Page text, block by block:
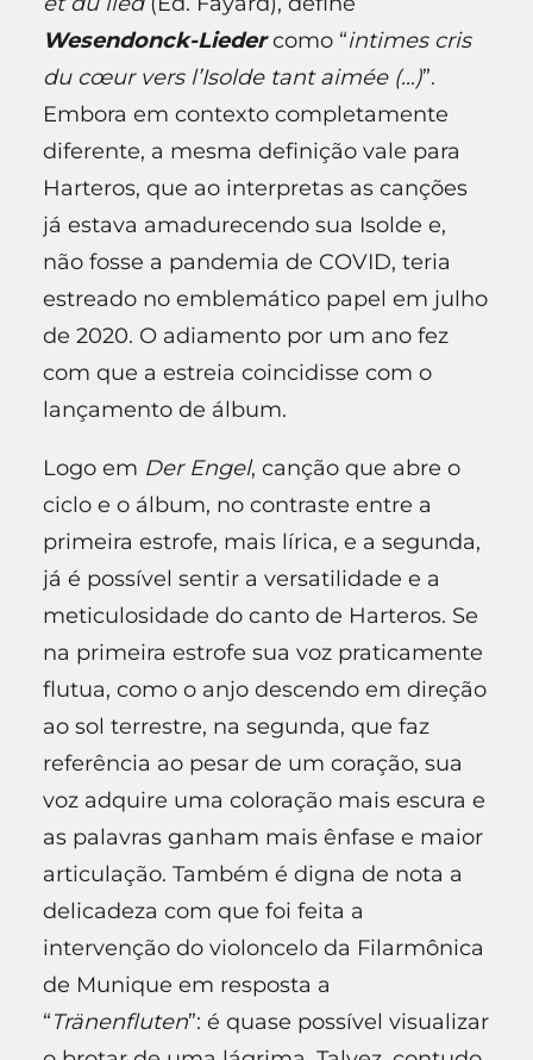
Wesendonck-Liedercomo “intimes cris
du cœur vers l’Isolde tant aimée (…)”.
Embora em contexto completamente
diferente, a mesma definição vale para
Harteros, que ao interpretas as canções
já estava amadurecendo sua Isolde e,
não fosse a pandemia de COVID, teria
estreado no emblemático papel em julho
de 2020. O adiamento por um ano fez
com que a estreia coincidisse com o
lançamento de álbum.
Logo em Der Engel, canção que abre o
ciclo e o álbum, no contraste entre a
primeira estrofe, mais lírica, e a segunda,
já é possível sentir a versatilidade e a
meticulosidade do canto de Harteros. Se
na primeira estrofe sua voz praticamente
flutua, como o anjo descendo em direção
ao sol terrestre, na segunda, que faz
referência ao pesar de um coração, sua
voz adquire uma coloração mais escura e
as palavras ganham mais ênfase e maior
articulação. Também é digna de nota a
delicadeza com que foi feita a
intervenção do violoncelo da Filarmônica
de Munique em resposta a
“Tränenfluten”: é quase possível visualizar